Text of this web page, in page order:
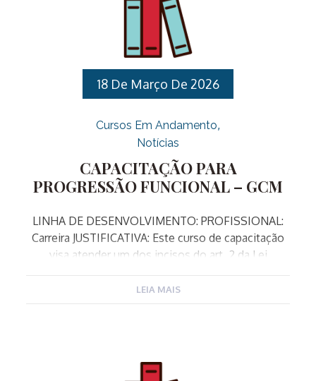
18 De Março De 2026
Cursos Em Andamento
Notícias
CAPACITAÇÃO PARA
PROGRESSÃO FUNCIONAL – GCM
LINHA DE DESENVOLVIMENTO: PROFISSIONAL:
Carreira JUSTIFICATIVA: Este curso de capacitação
visa atender um dos incisos do art. 2 da Lei
182/2007, e dispõe sobre os critérios exigidos para
aproveitamento mínimo de 75 %. OBJETIVO:
LEIA MAIS